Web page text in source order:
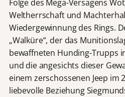
Folge des Mega-Versagens
Weltherrschaft und
Wiedergewinnung des Rings.
„Walküre“, der das
bewaffneten Hunding-Trupps
und die angesichts dieser
einem zerschossenen Jeep im
liebevolle Beziehung